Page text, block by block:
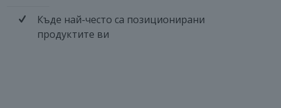
Къде най-често са позиционирани
продуктите ви